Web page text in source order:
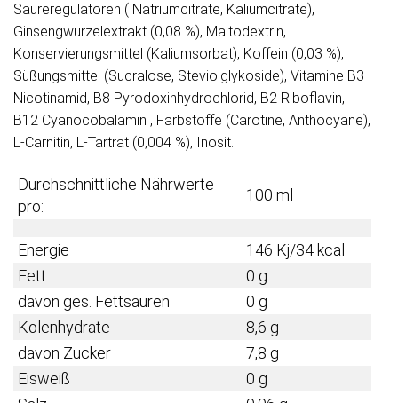
Säureregulatoren ( Natriumcitrate, Kaliumcitrate),
Ginsengwurzelextrakt (0,08 %), Maltodextrin,
Konservierungsmittel (Kaliumsorbat), Koffein (0,03 %),
Süßungsmittel (Sucralose, Steviolglykoside), Vitamine B3
Nicotinamid, B8 Pyrodoxinhydrochlorid, B2 Riboflavin,
B12 Cyanocobalamin , Farbstoffe (Carotine, Anthocyane),
L-Carnitin, L-Tartrat (0,004 %), Inosit.
Durchschnittliche Nährwerte
pro:
100 ml
Energie
146 Kj/34 kcal
Fett
0 g
davon ges. Fettsäuren
0 g
Kolenhydrate
8,6 g
davon Zucker
7,8 g
Eisweiß
0 g